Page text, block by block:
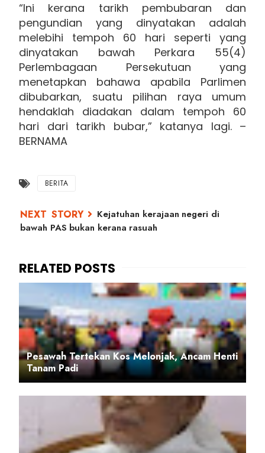
“Ini kerana tarikh pembubaran dan
pengundian yang dinyatakan adalah
melebihi tempoh 60 hari seperti yang
dinyatakan bawah Perkara 55(4)
Perlembagaan Persekutuan yang
menetapkan bahawa apabila Parlimen
dibubarkan, suatu pilihan raya umum
hendaklah diadakan dalam tempoh 60
hari dari tarikh bubar,” katanya lagi. –
BERNAMA
BERITA
Kejatuhan kerajaan negeri di
bawah PAS bukan kerana rasuah
Pesawah Tertekan Kos Melonjak, Ancam Henti
Tanam Padi